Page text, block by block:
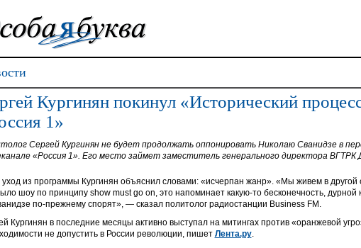
Кургинян покинул «Исторический
1»
Сергей Кургинян не будет продолжать оппонировать Николаю Сванидзе в
«Россия 1». Его место займет заместитель генерального директора ВГТРК
из программы Кургинян объяснил словами: «исчерпан жанр». «Мы живем в другой
шоу по принципу show must go on, это напоминает какую-то бесконечность, дурной
по-прежнему спорят», — сказал политолог радиостанции Business FM.
Кургинян в последние месяцы активно выступал на митингах против «оранжевой
не допустить в России революции, пишет Лента.ру.